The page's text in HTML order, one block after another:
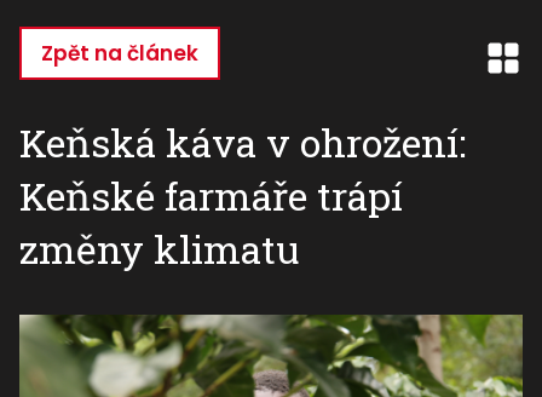
hlavnímu
Zpět na článek
Keňská káva v ohrožení:
Keňské farmáře trápí
změny klimatu